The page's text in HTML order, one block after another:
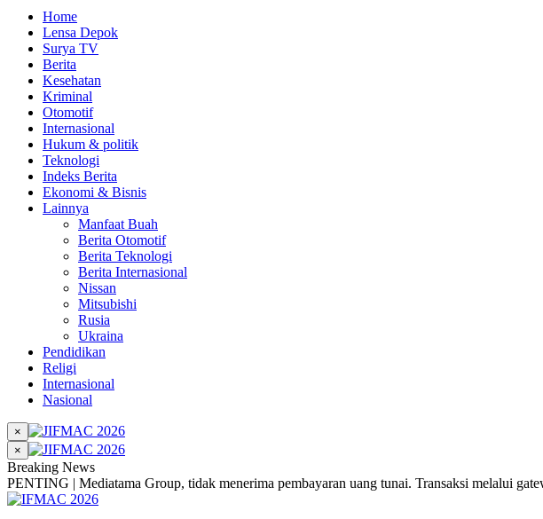
Home
Lensa Depok
Surya TV
Berita
Kesehatan
Kriminal
Otomotif
Internasional
Hukum & politik
Teknologi
Indeks Berita
Ekonomi & Bisnis
Lainnya
Manfaat Buah
Berita Otomotif
Berita Teknologi
Berita Internasional
Nissan
Mitsubishi
Rusia
Ukraina
Pendidikan
Religi
Internasional
Nasional
×
×
Breaking News
PENTING | Mediatama Group, tidak menerima pembayaran uang tunai. Transaksi melalui